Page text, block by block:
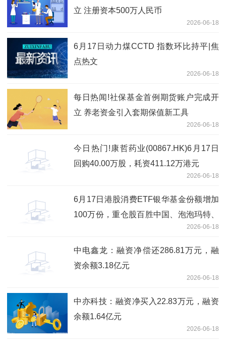
立 注册资本500万人民币
2026-06-18
6月17日动力煤CCTD 指数环比持平|焦
点热文
2026-06-18
每日热闻!社保基金首例期货账户完成开
立 养老资金引入套期保值新工具
2026-06-18
今日热门!康哲药业(00867.HK)6月17日
回购40.00万股，耗资411.12万港元
2026-06-18
6月17日港股消费ETF银华基金份额增加
100万份，重仓股百胜中国、泡泡玛特、
2026-06-18
中电鑫龙：融资净偿还286.81万元，融
资余额3.18亿元
2026-06-18
中亦科技：融资净买入22.83万元，融资
余额1.64亿元
2026-06-18